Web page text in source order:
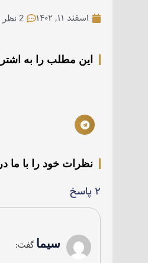
اسفند ۱۱, ۱۴۰۲ 2 نظر
این مطلب را به
نظرات خود را با ما
۲ پاسخ
سیما گفت: